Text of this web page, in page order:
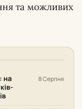
та можливих
на
8 Серпня